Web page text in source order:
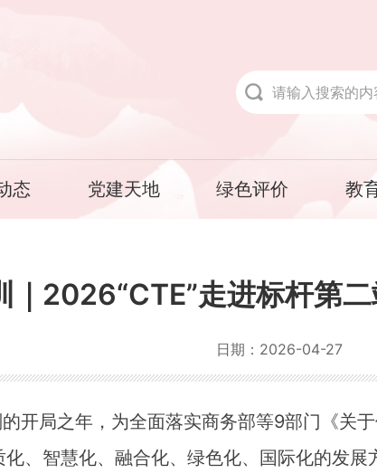
态 党建天地 绿色评价 教
｜2026“CTE”走进标杆第
日期： 2026-04-27
开局之年，为全面落实商务部等9部门《关
、智慧化、融合化、绿色化、国际化的发